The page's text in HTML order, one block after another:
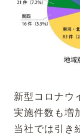
新型コロナウ
実施件数も増
当社では引き